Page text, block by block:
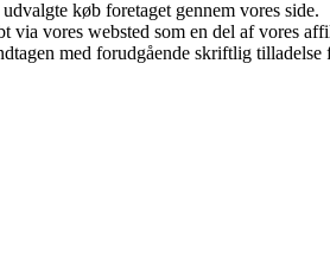
køb foretaget gennem vores side.
vores websted som en del af vores
med forudgående skriftlig tilladelse